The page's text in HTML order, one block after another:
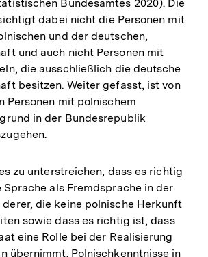
Bundesamtes 2020). Die
dabei nicht die Personen mit
und der deutschen,
und auch nicht Personen mit
die ausschließlich die deutsche
besitzen. Weiter gefasst, ist von
Personen mit polnischem
in der Bundesrepublik
zu unterstreichen, dass es richtig
als Fremdsprache in der
derer, die keine polnische Herkunft
sowie dass es richtig ist, dass
eine Rolle bei der Realisierung
übernimmt. Polnischkenntnisse in